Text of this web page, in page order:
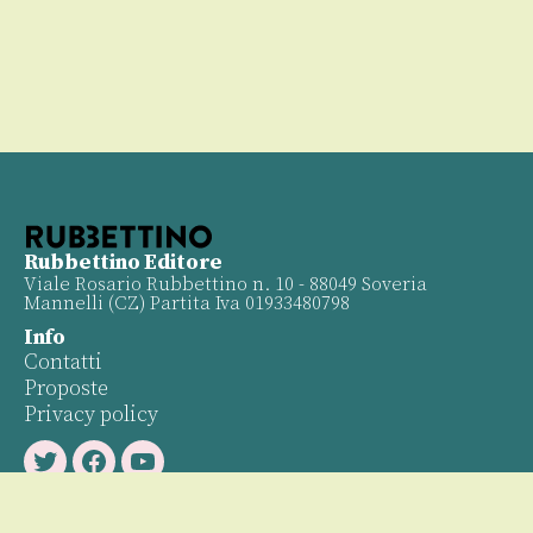
Rubbettino Editore
Viale Rosario Rubbettino n. 10 - 88049 Soveria
Mannelli (CZ) Partita Iva 01933480798
Info
Contatti
Proposte
Privacy policy
TwitterFacebookYoutube